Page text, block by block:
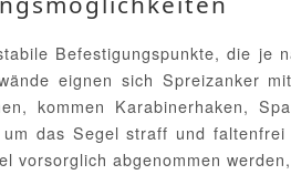
Befestigungspunkte, die je
eignen sich Spreizanker
kommen Karabinerhaken,
das Segel straff und
vorsorglich abgenommen